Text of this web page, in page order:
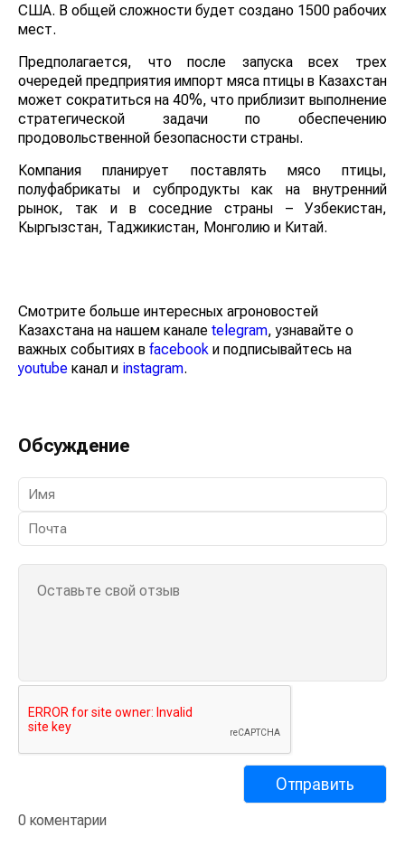
США. В общей сложности будет создано 1500 рабочих
мест.
Предполагается, что после запуска всех трех
очередей предприятия импорт мяса птицы в Казахстан
может сократиться на 40%, что приблизит выполнение
стратегической задачи по обеспечению
продовольственной безопасности страны.
Компания планирует поставлять мясо птицы,
полуфабрикаты и субпродукты как на внутренний
рынок, так и в соседние страны – Узбекистан,
Кыргызстан, Таджикистан, Монголию и Китай.
Смотрите больше интересных агроновостей
Казахстана на нашем канале telegram, узнавайте о
важных событиях в facebook и подписывайтесь на
youtube канал и instagram.
Обсуждение
0 коментарии